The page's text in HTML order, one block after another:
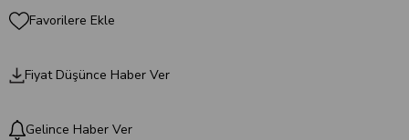
Favorilere Ekle
Fiyat Düşünce Haber Ver
Gelince Haber Ver